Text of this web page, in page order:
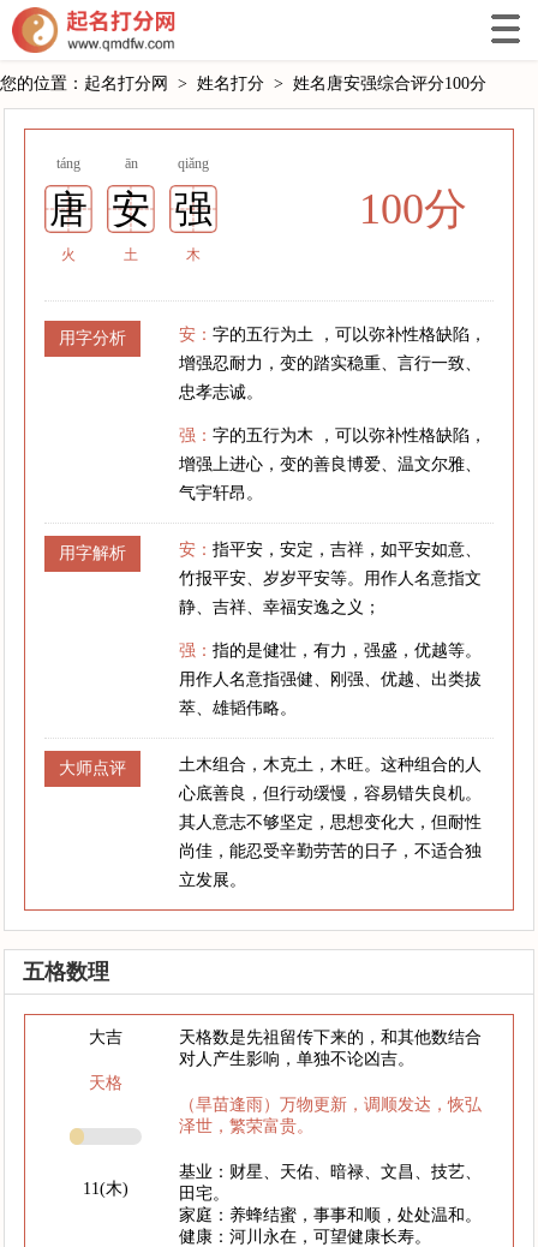
您的位置： 起名打分网 > 姓名打分 > 姓名唐安强综合评分100分
táng ān qiǎng
唐 安 强
火 土 木
100分
用字分析 安：字的五行为土 ，可以弥补性格缺陷，
增强忍耐力，变的踏实稳重、言行一致、
忠孝志诚。
强：字的五行为木 ，可以弥补性格缺陷，
增强上进心，变的善良博爱、温文尔雅、
气宇轩昂。
用字解析 安：指平安，安定，吉祥，如平安如意、
竹报平安、岁岁平安等。用作人名意指文
静、吉祥、幸福安逸之义；
强：指的是健壮，有力，强盛，优越等。
用作人名意指强健、刚强、优越、出类拔
萃、雄韬伟略。
大师点评
土木组合，木克土，木旺。这种组合的人
心底善良，但行动缓慢，容易错失良机。
其人意志不够坚定，思想变化大，但耐性
尚佳，能忍受辛勤劳苦的日子，不适合独
立发展。
五格数理
大吉
天格
11(木)
天格数是先祖留传下来的，和其他数结合
对人产生影响，单独不论凶吉。
（旱苗逢雨）万物更新，调顺发达，恢弘
泽世，繁荣富贵。
基业：财星、天佑、暗禄、文昌、技艺、
田宅。
家庭：养蜂结蜜，事事和顺，处处温和。
健康：河川永在，可望健康长寿。